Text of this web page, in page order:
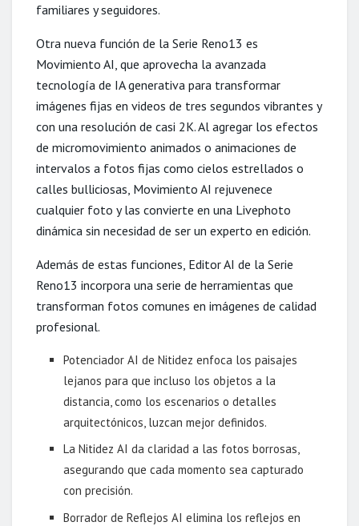
familiares y seguidores.
Otra nueva función de la Serie Reno13 es
Movimiento AI, que aprovecha la avanzada
tecnología de IA generativa para transformar
imágenes fijas en videos de tres segundos vibrantes y
con una resolución de casi 2K. Al agregar los efectos
de micromovimiento animados o animaciones de
intervalos a fotos fijas como cielos estrellados o
calles bulliciosas, Movimiento AI rejuvenece
cualquier foto y las convierte en una Livephoto
dinámica sin necesidad de ser un experto en edición.
Además de estas funciones, Editor AI de la Serie
Reno13 incorpora una serie de herramientas que
transforman fotos comunes en imágenes de calidad
profesional.
Potenciador AI de Nitidez enfoca los paisajes
lejanos para que incluso los objetos a la
distancia, como los escenarios o detalles
arquitectónicos, luzcan mejor definidos.
La Nitidez AI da claridad a las fotos borrosas,
asegurando que cada momento sea capturado
con precisión.
Borrador de Reflejos AI elimina los reflejos en